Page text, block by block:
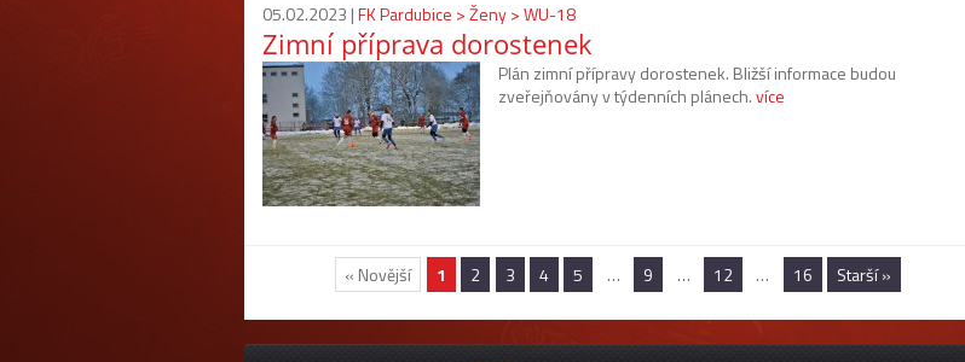
05.02.2023 |FK Pardubice > Ženy > WU-18
Zimní příprava dorostenek
Plán zimní přípravy dorostenek. Bližší informace budou
zveřejňovány v týdenních plánech.více
« Novější 1 2 3 4 5 … 9 … 12 … 16 Starší »